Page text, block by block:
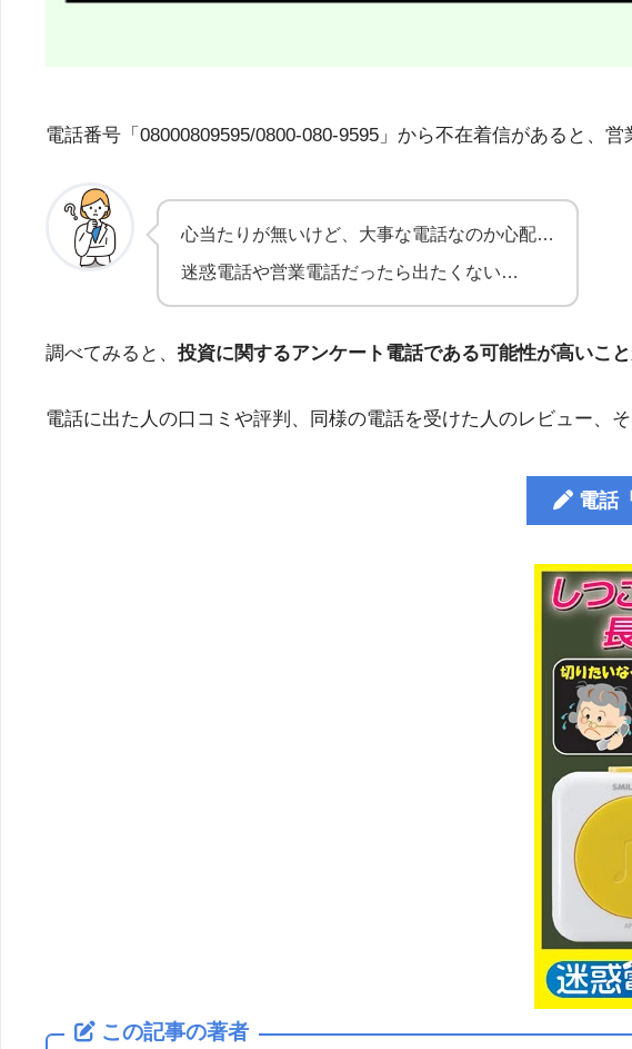
電話番号「08000809595/0800-080-9595」から不在着信があると、
心当たりが無いけど、大事な電話なのか心配…
迷惑電話や営業電話だったら出たくない…
調べてみると、 投資に関するアンケート電話である可能性が高いこと
電話に出た人の口コミや評判、同様の電話を受けた人のレビュー、
電話
この記事の著者